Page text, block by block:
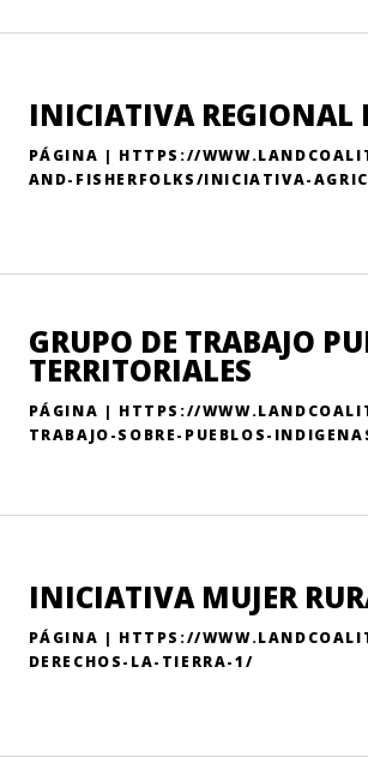
INICIATIVA REGIONAL
PÁGINA | HTTPS://
AND-FISHERFOLKS/INICIATIVA-
GRUPO DE TRABAJO
TERRITORIALES
PÁGINA | HTTPS://
TRABAJO-SOBRE-PUEBLOS-
INICIATIVA MUJER
PÁGINA | HTTPS://
DERECHOS-LA-TIERRA-1/